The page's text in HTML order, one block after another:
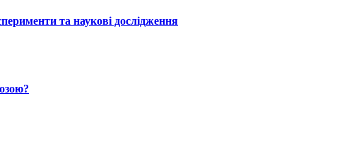
та наукові дослідження